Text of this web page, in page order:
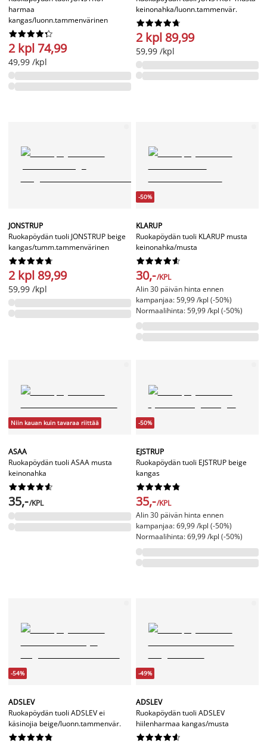
harmaa
kangas/luonn.tammenvärinen






2 kpl 74,99
49,99 /kpl
keinonahka/luonn.tammenvär.






2 kpl 89,99
59,99 /kpl
JONSTRUP
Ruokapöydän tuoli JONSTRUP beige
kangas/tumm.tammenvärinen






2 kpl 89,99
59,99 /kpl
-50%
KLARUP
Ruokapöydän tuoli KLARUP musta
keinonahka/musta






30,-/KPL
Alin 30 päivän hinta ennen
kampanjaa: 59,99 /kpl (-50%)
Normaalihinta: 59,99 /kpl (-50%)
Niin kauan kuin tavaraa riittää
ASAA
Ruokapöydän tuoli ASAA musta
keinonahka






35,-/KPL
-50%
EJSTRUP
Ruokapöydän tuoli EJSTRUP beige
kangas






35,-/KPL
Alin 30 päivän hinta ennen
kampanjaa: 69,99 /kpl (-50%)
Normaalihinta: 69,99 /kpl (-50%)
-54%
ADSLEV
Ruokapöydän tuoli ADSLEV ei
käsinojia beige/luonn.tammenvär.






-49%
ADSLEV
Ruokapöydän tuoli ADSLEV
hiilenharmaa kangas/musta





